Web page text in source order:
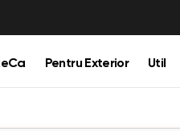
Pentru Exterior Util